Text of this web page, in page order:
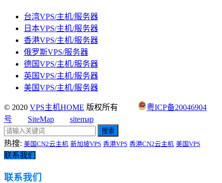
台湾VPS/主机/服务器
日本VPS/主机/服务器
香港VPS/主机/服务器
俄罗斯VPS/服务器
德国VPS/主机/服务器
英国VPS/主机/服务器
美国VPS/主机/服务器
© 2020 VPS主机HOME 版权所有
粤ICP备20046904
号
SiteMap sitemap
搜索
热搜: 美国CN2云主机 新加坡VPS 香港VPS 香港CN2云主机 美国VPS
联系我们
联系我们